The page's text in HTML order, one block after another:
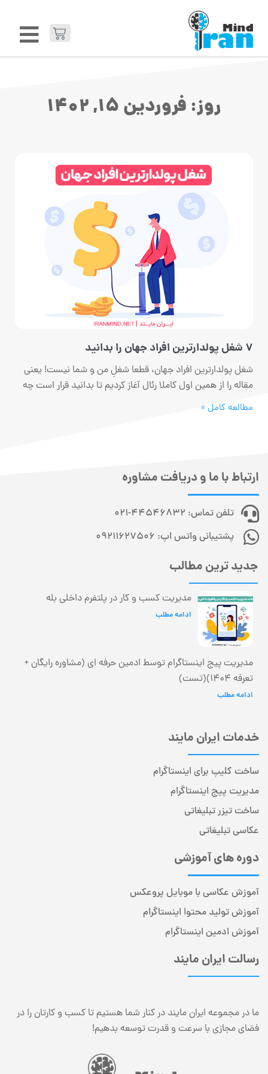
روز: فروردین 15, 1402
7 شغل پولدارترین افراد جهان را بدانید
شغل پولدارترین افراد جهان، قطعا شغلِ من و شما نیست! یعنی
مقاله را از همین اول کاملا رئال آغاز کردیم تا بدانید قرار است چه
مطالعه کامل »
ارتباط با ما و دریافت مشاوره
تلفن تماس: 44546832-021
پشتیبانی واتس اپ: 09211627506
جدید ترین مطالب
مدیریت کسب و کار در پلتفرم داخلی بله
ادامه مطلب
مدیریت پیج اینستاگرام توسط ادمین حرفه ای (مشاوره رایگان +
تعرفه 1404)(تست)
ادامه مطلب
خدمات ایران مایند
ساخت کلیپ برای اینستاگرام
مدیریت پیج اینستاگرام
ساخت تیزر تبلیغاتی
عکاسی تبلیغاتی
دوره های آموزشی
آموزش عکاسی با موبایل پروعکس
آموزش تولید محتوا اینستاگرام
آموزش ادمین اینستاگرام
رسالت ایران مایند
ما در مجموعه ایران مایند در کنار شما هستیم تا کسب و کارتان را در
فضای مجازی با سرعت و قدرت توسعه بدهیم!